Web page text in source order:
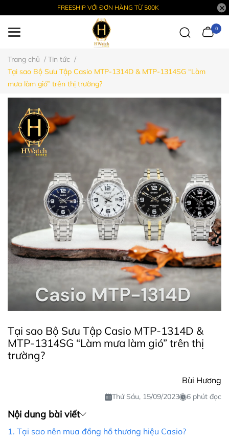
FREESHIP VỚI ĐƠN HÀNG TỪ 500K
0
Trang chủ / Tin tức /
Tại sao Bộ Sưu Tập Casio MTP-1314D & MTP-1314SG “Làm
mưa làm gió” trên thị trường?
Tại sao Bộ Sưu Tập Casio MTP-1314D &
MTP-1314SG “Làm mưa làm gió” trên thị
trường?
Bùi Hương
Thứ Sáu, 15/09/2023 6 phút đọc
Nội dung bài viết
1. Tại sao nên mua đồng hồ thương hiệu Casio?